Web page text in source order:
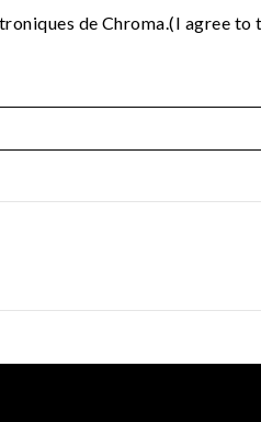
de Chroma.(I agree